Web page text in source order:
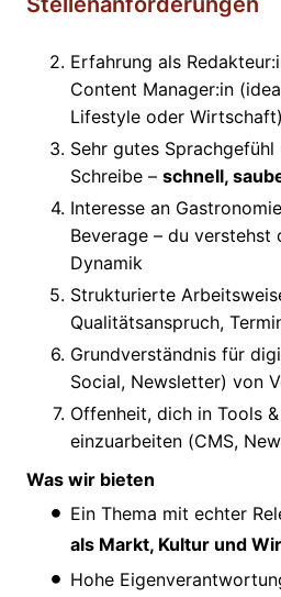
Erfahrung als
Content Manager:in
Lifestyle oder Wirtschaft)
Sehr gutes
Schreibe – schnell,
Interesse an
Beverage – du verstehst
Dynamik
Strukturierte
Qualitätsanspruch,
Grundverständnis für
Social, Newsletter) von
Offenheit, dich in Tools
einzuarbeiten (CMS,
Was wir bieten
Ein Thema mit echter
als Markt, Kultur und
Hohe